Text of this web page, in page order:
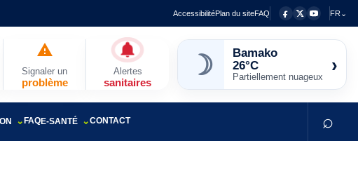
AccessibilitéPlan du siteFAQ FR⌄
Signaler un
problème
Alertes
sanitaires ☽
Bamako
26°C
Partiellement nuageux
›
FAQE-SANTÉ CONTACT ⌕